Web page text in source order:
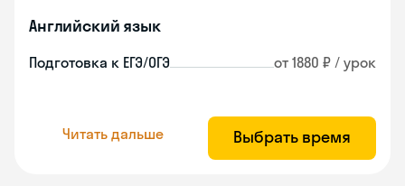
Английский язык
Подготовка к ЕГЭ/ОГЭ от 1880 ₽ / урок
Читать дальше Выбрать время